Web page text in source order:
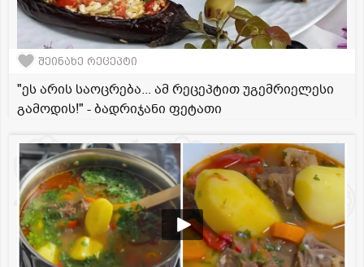
შეინახე რეცეპტი
"ეს არის საოცრება... ამ რეცეპტით უგემრიელესი
გამოდის!" - ბადრიჯანი ფეტათი